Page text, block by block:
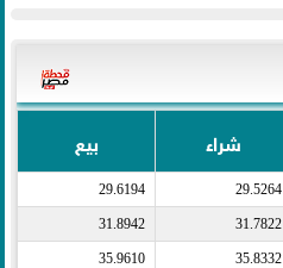
شراء بيع
29.5264
29.6194
31.7822
31.8942
35.8332
35.9610